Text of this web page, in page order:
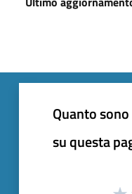
Quanto
su questa